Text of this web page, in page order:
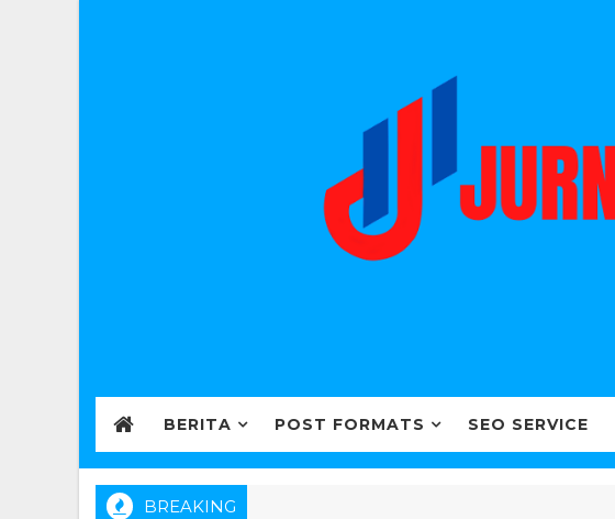
BERITA POST FORMATS SEO SERVICE
BREAKING